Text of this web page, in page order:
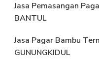
Jasa Pemasangan
BANTUL
Jasa Pagar Bambu
GUNUNGKIDUL